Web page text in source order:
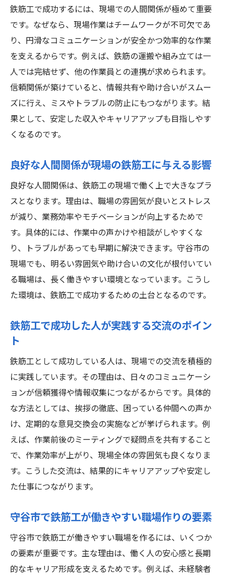
鉄筋工で成功し続けるための心の持ち方
人間関係の悩みと向き合う鉄筋工の姿勢
安定収入を目指す鉄筋工の働き方と関係構築
鉄筋工で成功し安定収入を得る働き方とは
人間関係が収入アップに直結する鉄筋工の
実例
守谷市の鉄筋工が実践する安定した働き方
成功する鉄筋工が重視する職場選びのポイ
鉄筋工で成功するための長期的な関係構築
術
人間関係が鉄筋工の収入と働きやすさを左
右
鉄筋工で成功するには、現場での人間関係が極めて重要
です。なぜなら、現場作業はチームワークが不可欠であ
り、円滑なコミュニケーションが安全かつ効率的な作業
を支えるからです。例えば、鉄筋の運搬や組み立ては一
人では完結せず、他の作業員との連携が求められます。
信頼関係が築けていると、情報共有や助け合いがスムー
ズに行え、ミスやトラブルの防止にもつながります。結
果として、安定した収入やキャリアアップも目指しやす
くなるのです。
良好な人間関係が現場の鉄筋工に与える影響
良好な人間関係は、鉄筋工の現場で働く上で大きなプラ
スとなります。理由は、職場の雰囲気が良いとストレス
が減り、業務効率やモチベーションが向上するためで
す。具体的には、作業中の声かけや相談がしやすくな
り、トラブルがあっても早期に解決できます。守谷市の
現場でも、明るい雰囲気や助け合いの文化が根付いてい
る職場は、長く働きやすい環境となっています。こうし
た環境は、鉄筋工で成功するための土台となるのです。
鉄筋工で成功した人が実践する交流のポイン
ト
鉄筋工として成功している人は、現場での交流を積極的
に実践しています。その理由は、日々のコミュニケーシ
ョンが信頼獲得や情報収集につながるからです。具体的
な方法としては、挨拶の徹底、困っている仲間への声か
け、定期的な意見交換会の実施などが挙げられます。例
えば、作業前後のミーティングで疑問点を共有すること
で、作業効率が上がり、現場全体の雰囲気も良くなりま
す。こうした交流は、結果的にキャリアアップや安定し
た仕事につながります。
守谷市で鉄筋工が働きやすい職場作りの要素
守谷市で鉄筋工が働きやすい職場を作るには、いくつか
の要素が重要です。主な理由は、働く人の安心感と長期
的なキャリア形成を支えるためです。例えば、未経験者